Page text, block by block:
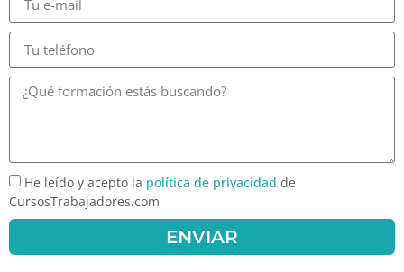
He leído y acepto la política de privacidad de
CursosTrabajadores.com
ENVIAR